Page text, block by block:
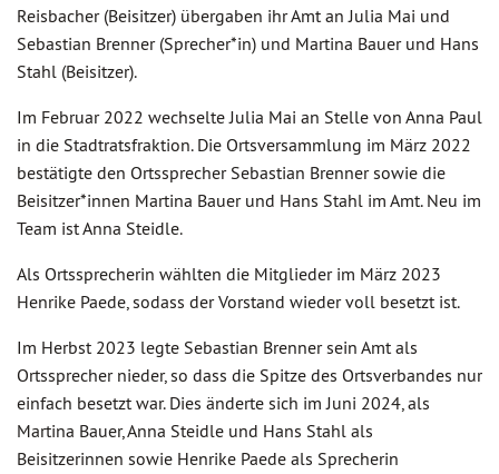
Reisbacher (Beisitzer) übergaben ihr Amt an Julia Mai und
Sebastian Brenner (Sprecher*in) und Martina Bauer und Hans
Stahl (Beisitzer).
Im Februar 2022 wechselte Julia Mai an Stelle von Anna Paul
in die Stadtratsfraktion. Die Ortsversammlung im März 2022
bestätigte den Ortssprecher Sebastian Brenner sowie die
Beisitzer*innen Martina Bauer und Hans Stahl im Amt. Neu im
Team ist Anna Steidle.
Als Ortssprecherin wählten die Mitglieder im März 2023
Henrike Paede, sodass der Vorstand wieder voll besetzt ist.
Im Herbst 2023 legte Sebastian Brenner sein Amt als
Ortssprecher nieder, so dass die Spitze des Ortsverbandes nur
einfach besetzt war. Dies änderte sich im Juni 2024, als
Martina Bauer, Anna Steidle und Hans Stahl als
Beisitzerinnen sowie Henrike Paede als Sprecherin